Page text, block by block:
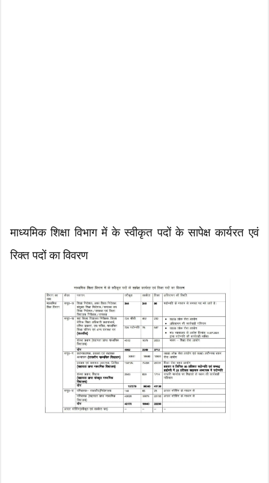
माध्यमिक शिक्षा विभाग में के स्वीकृत पदों के सापेक्ष कार्यरत एवं
रिक्त पदों का विवरण